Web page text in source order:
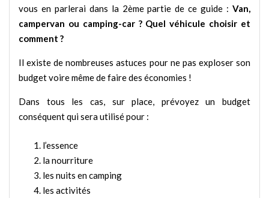
vous en parlerai dans la 2ème partie de ce guide : Van,
campervan ou camping-car ? Quel véhicule choisir et
comment ?
Il existe de nombreuses astuces pour ne pas exploser son
budget voire même de faire des économies !
Dans tous les cas, sur place, prévoyez un budget
conséquent qui sera utilisé pour :
l’essence
la nourriture
les nuits en camping
les activités